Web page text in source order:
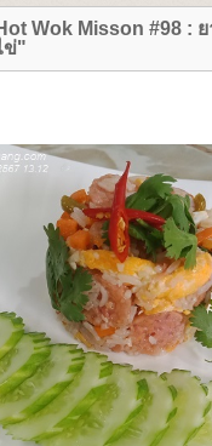
Wok Misson #98 : ย
ข่"